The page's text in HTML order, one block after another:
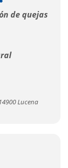
de quejas
Lucena